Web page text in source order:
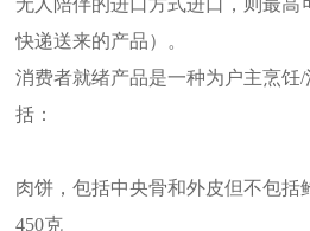
无人陪伴的进口方式进口，则最高
快递送来的产品）。
消费者就绪产品是一种为户主烹饪
括：
肉饼，包括中央骨和外皮但不包括
450克